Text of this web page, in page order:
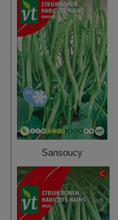
Sansoucy